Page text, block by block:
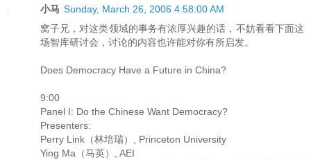
小马 Sunday, March 26, 2006 4:58:00 AM
窝子兄，对这类领域的事务有浓厚兴趣的话，不妨看看下面这
场智库研讨会，讨论的内容也许能对你有所启发。
Does Democracy Have a Future in China?
9:00
Panel I: Do the Chinese Want Democracy?
Presenters:
Perry Link（林培瑞）, Princeton University
Ying Ma（马英）, AEI